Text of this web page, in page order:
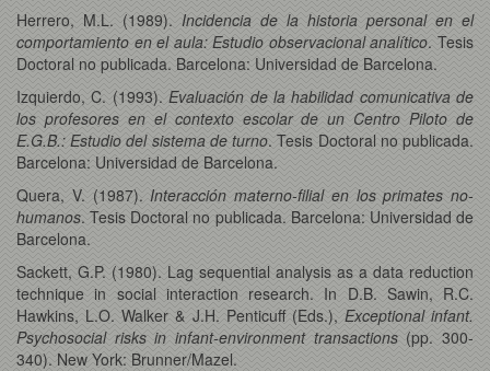
Herrero, M.L. (1989). Incidencia de la historia personal en el
comportamiento en el aula: Estudio observacional analítico. Tesis
Doctoral no publicada. Barcelona: Universidad de Barcelona.
Izquierdo, C. (1993). Evaluación de la habilidad comunicativa de
los profesores en el contexto escolar de un Centro Piloto de
E.G.B.: Estudio del sistema de turno. Tesis Doctoral no publicada.
Barcelona: Universidad de Barcelona.
Quera, V. (1987). Interacción materno-filial en los primates no-
humanos. Tesis Doctoral no publicada. Barcelona: Universidad de
Barcelona.
Sackett, G.P. (1980). Lag sequential analysis as a data reduction
technique in social interaction research. In D.B. Sawin, R.C.
Hawkins, L.O. Walker & J.H. Penticuff (Eds.), Exceptional infant.
Psychosocial risks in infant-environment transactions(pp. 300-
340). New York: Brunner/Mazel.